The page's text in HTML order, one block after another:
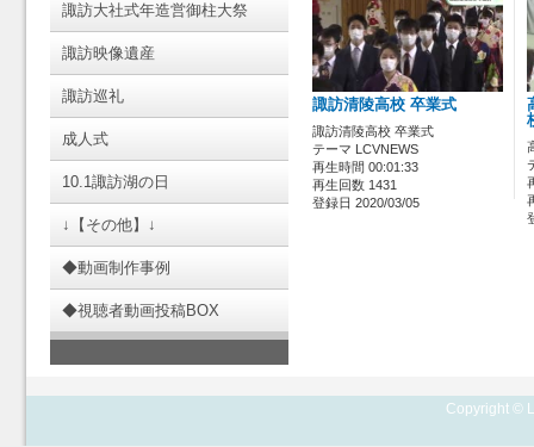
諏訪大社式年造営御柱大祭
諏訪映像遺産
諏訪巡礼
成人式
10.1諏訪湖の日
↓【その他】↓
◆動画制作事例
◆視聴者動画投稿BOX
諏訪清陵高校 卒業式
諏訪清陵高校 卒業式
テーマ LCVNEWS
再生時間 00:01:33
再生回数 1431
登録日 2020/03/05
Copyright ©